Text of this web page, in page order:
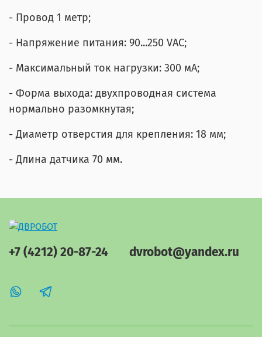
- Провод 1 метр;
- Напряжение питания: 90...250 VAC;
- Максимальный ток нагрузки: 300 мА;
- Форма выхода: двухпроводная система
нормально разомкнутая;
- Диаметр отверстия для крепления: 18 мм;
- Длина датчика 70 мм.
+7 (4212) 20-87-24 dvrobot@yandex.ru